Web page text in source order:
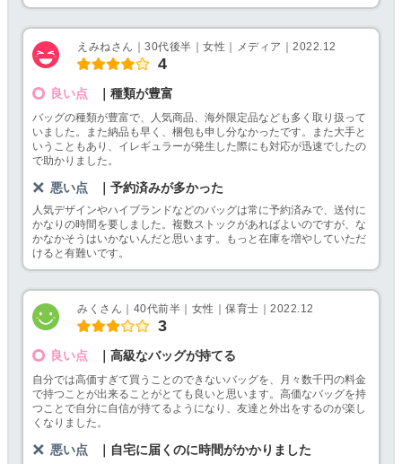
えみねさん｜30代後半｜女性｜メディア｜2022.12
4
良い点 ｜種類が豊富
バッグの種類が豊富で、人気商品、海外限定品なども多く取り扱って
いました。また納品も早く、梱包も申し分なかったです。また大手と
いうこともあり、イレギュラーが発生した際にも対応が迅速でしたの
で助かりました。
悪い点 ｜予約済みが多かった
人気デザインやハイブランドなどのバッグは常に予約済みで、送付に
かなりの時間を要しました。複数ストックがあればよいのですが、な
かなかそうはいかないんだと思います。もっと在庫を増やしていただ
けると有難いです。
みくさん｜40代前半｜女性｜保育士｜2022.12
3
良い点 ｜高級なバッグが持てる
自分では高価すぎて買うことのできないバッグを、月々数千円の料金
で持つことが出来ることがとても良いと思います。高価なバッグを持
つことで自分に自信が持てるようになり、友達と外出をするのが楽し
くなりました。
悪い点 ｜自宅に届くのに時間がかかりました